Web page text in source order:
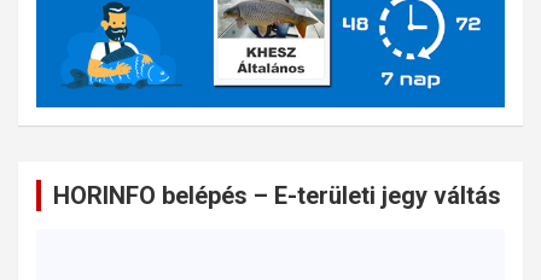
HORINFO belépés – E-területi jegy váltás